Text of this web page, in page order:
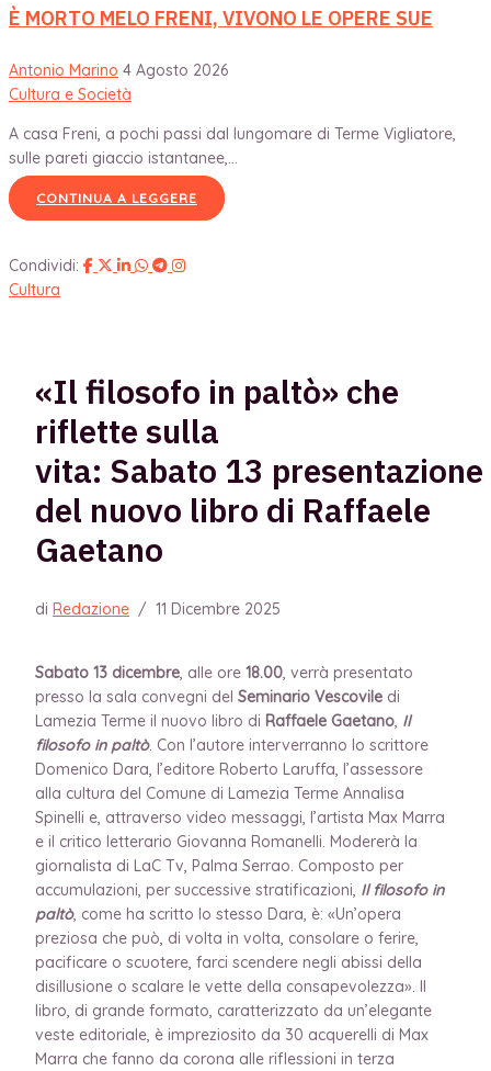
È MORTO MELO FRENI, VIVONO LE OPERE SUE
Antonio Marino 4 Agosto 2026
Cultura e Società
A casa Freni, a pochi passi dal lungomare di Terme Vigliatore,
sulle pareti giaccio istantanee,...
CONTINUA A LEGGERE
Condividi:
Cultura
«Il filosofo in paltò» che
riflette sulla
vita: Sabato 13 presentazione
del nuovo libro di Raffaele
Gaetano
di Redazione / 11 Dicembre 2025
Sabato 13 dicembre, alle ore 18.00, verrà presentato
presso la sala convegni del Seminario Vescovile di
Lamezia Terme il nuovo libro di Raffaele Gaetano, Il
filosofo in paltò. Con l’autore interverranno lo scrittore
Domenico Dara, l’editore Roberto Laruffa, l’assessore
alla cultura del Comune di Lamezia Terme Annalisa
Spinelli e, attraverso video messaggi, l’artista Max Marra
e il critico letterario Giovanna Romanelli. Modererà la
giornalista di LaC Tv, Palma Serrao. Composto per
accumulazioni, per successive stratificazioni, Il filosofo in
paltò, come ha scritto lo stesso Dara, è: «Un’opera
preziosa che può, di volta in volta, consolare o ferire,
pacificare o scuotere, farci scendere negli abissi della
disillusione o scalare le vette della consapevolezza». Il
libro, di grande formato, caratterizzato da un’elegante
veste editoriale, è impreziosito da 30 acquerelli di Max
Marra che fanno da corona alle riflessioni in terza